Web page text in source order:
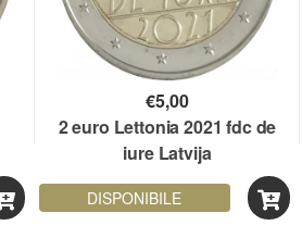
€5,00
2 euro Lettonia 2021 fdc de
iure Latvija
DISPONIBILE